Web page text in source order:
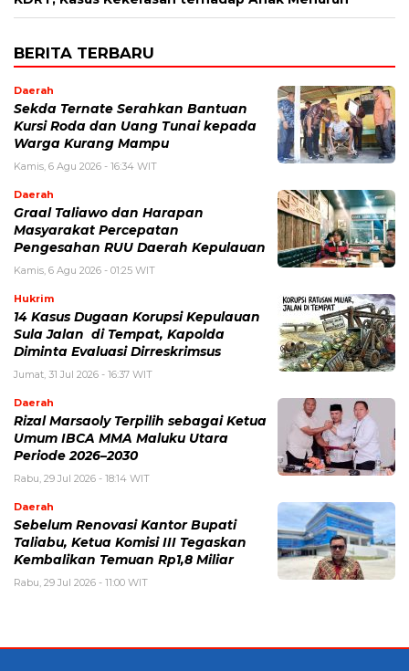
BERITA TERBARU
Daerah
Sekda Ternate Serahkan Bantuan
Kursi Roda dan Uang Tunai kepada
Warga Kurang Mampu
Kamis, 6 Agu 2026 - 16:34 WIT
Daerah
Graal Taliawo dan Harapan
Masyarakat Percepatan
Pengesahan RUU Daerah Kepulauan
Kamis, 6 Agu 2026 - 01:25 WIT
Hukrim
14 Kasus Dugaan Korupsi Kepulauan
Sula Jalan di Tempat, Kapolda
Diminta Evaluasi Dirreskrimsus
Jumat, 31 Jul 2026 - 16:37 WIT
Daerah
Rizal Marsaoly Terpilih sebagai Ketua
Umum IBCA MMA Maluku Utara
Periode 2026–2030
Rabu, 29 Jul 2026 - 18:14 WIT
Daerah
Sebelum Renovasi Kantor Bupati
Taliabu, Ketua Komisi III Tegaskan
Kembalikan Temuan Rp1,8 Miliar
Rabu, 29 Jul 2026 - 11:00 WIT